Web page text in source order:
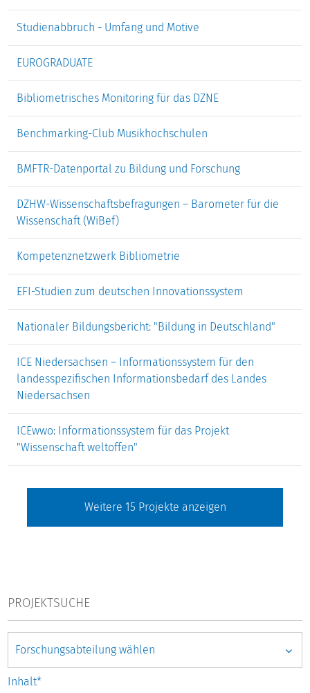
Studienabbruch - Umfang und Motive
EUROGRADUATE
Bibliometrisches Monitoring für das DZNE
Benchmarking-Club Musikhochschulen
BMFTR-Datenportal zu Bildung und Forschung
DZHW-Wissenschaftsbefragungen – Barometer für die
Wissenschaft (WiBef)
Kompetenznetzwerk Bibliometrie
EFI-Studien zum deutschen Innovationssystem
Nationaler Bildungsbericht: "Bildung in Deutschland"
ICE Niedersachsen – Informationssystem für den
landesspezifischen Informationsbedarf des Landes
Niedersachsen
ICEwwo: Informationssystem für das Projekt
"Wissenschaft weltoffen"
Weitere 15 Projekte anzeigen
PROJEKTSUCHE
Inhalt*